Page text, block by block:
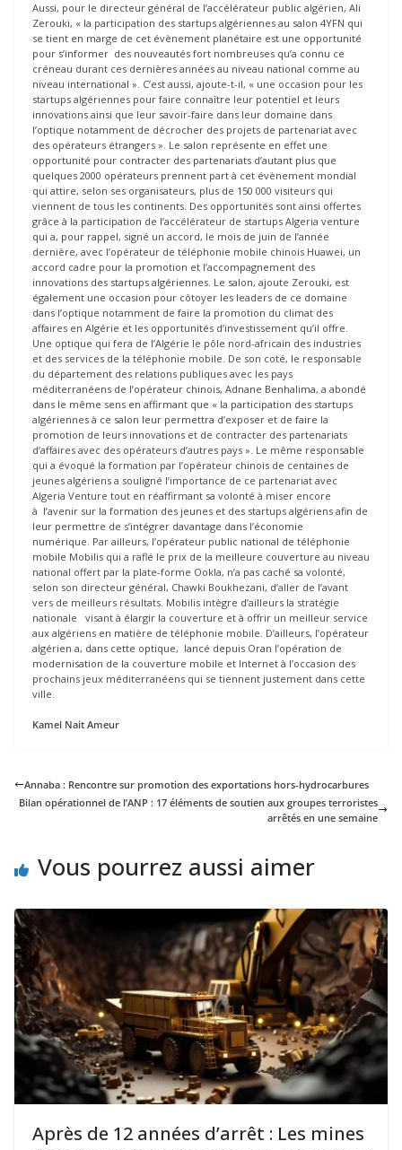
Aussi, pour le directeur général de l’accélérateur public algérien, Ali
Zerouki, « la participation des startups algériennes au salon 4YFN qui
se tient en marge de cet évènement planétaire est une opportunité
pour s’informer des nouveautés fort nombreuses qu’a connu ce
créneau durant ces dernières années au niveau national comme au
niveau international ». C’est aussi, ajoute-t-il, « une occasion pour les
startups algériennes pour faire connaître leur potentiel et leurs
innovations ainsi que leur savoir-faire dans leur domaine dans
l’optique notamment de décrocher des projets de partenariat avec
des opérateurs étrangers ». Le salon représente en effet une
opportunité pour contracter des partenariats d’autant plus que
quelques 2000 opérateurs prennent part à cet évènement mondial
qui attire, selon ses organisateurs, plus de 150 000 visiteurs qui
viennent de tous les continents. Des opportunités sont ainsi offertes
grâce à la participation de l’accélérateur de startups Algeria venture
qui a, pour rappel, signé un accord, le mois de juin de l’année
dernière, avec l’opérateur de téléphonie mobile chinois Huawei, un
accord cadre pour la promotion et l’accompagnement des
innovations des startups algériennes. Le salon, ajoute Zerouki, est
également une occasion pour côtoyer les leaders de ce domaine
dans l’optique notamment de faire la promotion du climat des
affaires en Algérie et les opportunités d’investissement qu’il offre.
Une optique qui fera de l’Algérie le pôle nord-africain des industries
et des services de la téléphonie mobile. De son coté, le responsable
du département des relations publiques avec les pays
méditerranéens de l’opérateur chinois, Adnane Benhalima, a abondé
dans le même sens en affirmant que « la participation des startups
algériennes à ce salon leur permettra d’exposer et de faire la
promotion de leurs innovations et de contracter des partenariats
d’affaires avec des opérateurs d’autres pays ». Le même responsable
qui a évoqué la formation par l’opérateur chinois de centaines de
jeunes algériens a souligné l’importance de ce partenariat avec
Algeria Venture tout en réaffirmant sa volonté à miser encore
à l’avenir sur la formation des jeunes et des startups algériens afin de
leur permettre de s’intégrer davantage dans l’économie
numérique. Par ailleurs, l’opérateur public national de téléphonie
mobile Mobilis qui a raflé le prix de la meilleure couverture au niveau
national offert par la plate-forme Ookla, n’a pas caché sa volonté,
selon son directeur général, Chawki Boukhezani, d’aller de l’avant
vers de meilleurs résultats. Mobilis intègre d’ailleurs la stratégie
nationale visant à élargir la couverture et à offrir un meilleur service
aux algériens en matière de téléphonie mobile. D’ailleurs, l’opérateur
algérien a, dans cette optique, lancé depuis Oran l’opération de
modernisation de la couverture mobile et Internet à l’occasion des
prochains jeux méditerranéens qui se tiennent justement dans cette
ville.
Kamel Nait Ameur
Annaba : Rencontre sur promotion des exportations hors-hydrocarbures
Bilan opérationnel de l’ANP : 17 éléments de soutien aux groupes terroristes
arrêtés en une semaine
Vous pourrez aussi aimer
Après de 12 années d’arrêt : Les mines